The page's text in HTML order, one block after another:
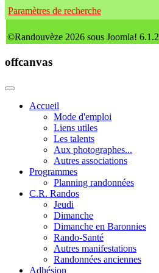
Paramètres de recherche
©Randouvèze 2026 sous Joomla!
offcanvas
Accueil
Mode d'emploi
Liens utiles
Les talents
Aux photographes...
Autres associations
Programmes
Planning randonnées
C.R. Randos
Jeudi
Dimanche
Dimanche en Baronnies
Rando-Santé
Autres manifestations
Randonnées anciennes
Adhésion